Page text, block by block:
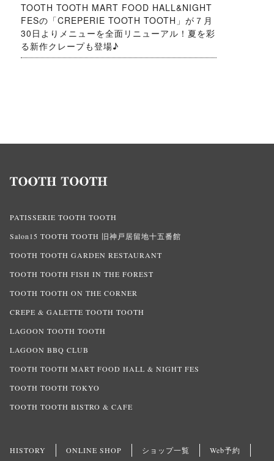
TOOTH TOOTH MART FOOD HALL&NIGHT
FESの「CREPERIE TOOTH TOOTH」が７月
30日よりメニューを全面リニューアル！夏を彩
る新作クレープも登場♪
PATISSERIE TOOTH TOOTH
Salon15 TOOTH TOOTH 旧神戸居留地十五番館
TOOTH TOOTH GARDEN RESTAURANT
TOOTH TOOTH FISH IN THE FOREST
TOOTH TOOTH ON THE CORNER
CREPE & GALETTE TOOTH TOOTH
LAGOON TOOTH TOOTH
LAGOON BBQ CLUB
TOOTH TOOTH MART FOOD HALL & NIGHT FES
TOOTH TOOTH TOKYO
TOOTH TOOTH BISTRO & CAFE
HISTORY ONLINE SHOP ショップ一覧 Web予約